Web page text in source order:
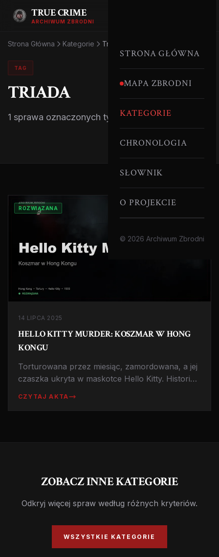
TRUE CRIME
ARCHIWUM ZBRODNI
STRONA GŁÓWNA
MAPA ZBRODNI
KATEGORIE
CHRONOLOGIA
SŁOWNIK
O PROJEKCIE
© 2026 Archiwum Zbrodni
Strona Główna Kategorie Triada
TAG
TRIADA
1 sprawa oznaczonych tym tagiem.
ROZWIĄZANA
14 LIPCA 2025
HELLO KITTY MURDER: KOSZMAR W HONG
KONGU
Torturowana przez miesiąc, zamordowana, a jej
czaszka ukryta w maskotce Hello Kitty. Historia
CZYTAJ AKTA
ZOBACZ INNE KATEGORIE
Odkryj więcej spraw według różnych kryteriów.
WSZYSTKIE KATEGORIE